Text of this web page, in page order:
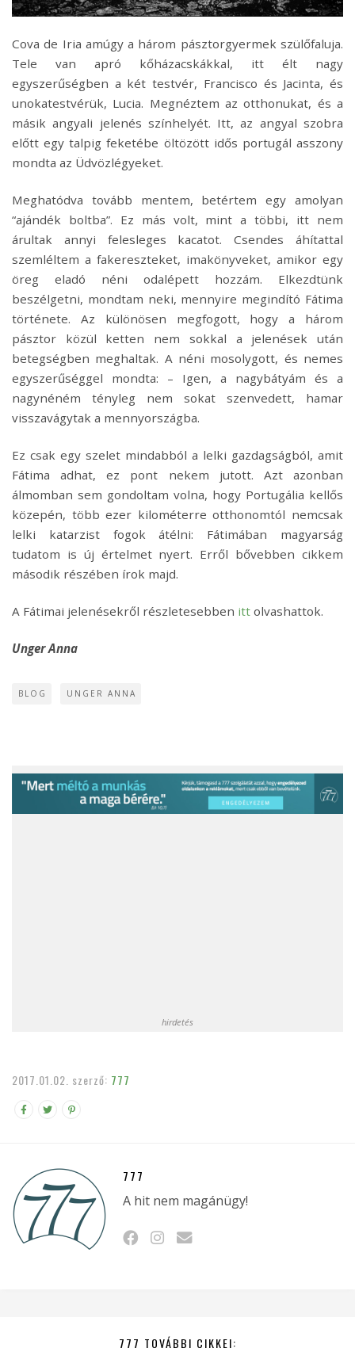
Cova de Iria amúgy a három pásztorgyermek szülőfaluja.
Tele van apró kőházacskákkal, itt élt nagy
egyszerűségben a két testvér, Francisco és Jacinta, és
unokatestvérük, Lucia. Megnéztem az otthonukat, és a
másik angyali jelenés színhelyét. Itt, az angyal szobra
előtt egy talpig feketébe öltözött idős portugál asszony
mondta az Üdvözlégyeket.
Meghatódva tovább mentem, betértem egy amolyan
“ajándék boltba”. Ez más volt, mint a többi, itt nem
árultak annyi felesleges kacatot. Csendes áhítattal
szemléltem a fakereszteket, imakönyveket, amikor egy
öreg eladó néni odalépett hozzám. Elkezdtünk
beszélgetni, mondtam neki, mennyire megindító Fátima
története. Az különösen megfogott, hogy a három
pásztor közül ketten nem sokkal a jelenések után
betegségben meghaltak. A néni mosolygott, és nemes
egyszerűséggel mondta: – Igen, a nagybátyám és a
nagynéném tényleg nem sokat szenvedett, hamar
visszavágytak a mennyországba.
Ez csak egy szelet mindabból a lelki gazdagságból, amit
Fátima adhat, ez pont nekem jutott. Azt azonban
álmomban sem gondoltam volna, hogy Portugália kellős
közepén, több ezer kilométerre otthonomtól nemcsak
lelki katarzist fogok átélni: Fátimában magyarság
tudatom is új értelmet nyert. Erről bővebben cikkem
második részében írok majd.
A Fátimai jelenésekről részletesebben itt olvashattok.
Unger Anna
BLOG UNGER ANNA
hirdetés
2017.01.02. szerző: 777
777
A hit nem magánügy!
777 TOVÁBBI CIKKEI: